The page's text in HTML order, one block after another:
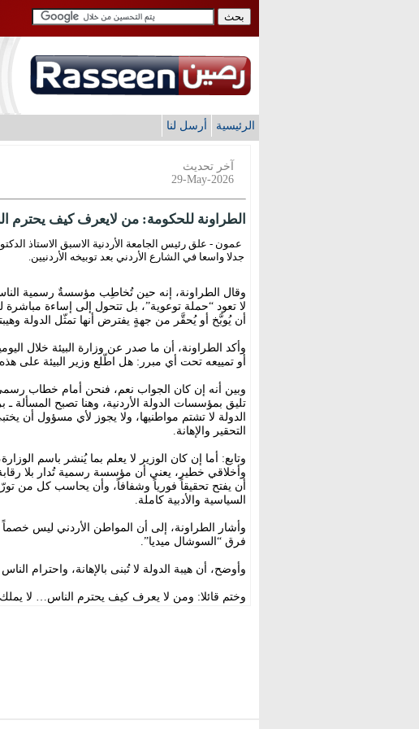
الرئيسية أرسل لنا
آخر تحديث
29-May-2026
الطراونة للحكومة: من لايعرف كيف يحترم
عمون - علق رئيس الجامعة الأردنية الاسبق الاستاذ
جدلا واسعا في الشارع الأردني بعد توبيخه الأردنيين.
وقال الطراونة، إنه حين تُخاطِب مؤسسةٌ رسمية الناس
لا تعود “حملة توعوية”، بل تتحول إلى إساءة
أن يُوبَّخ أو يُحقَّر من جهةٍ يفترض أنها تمثّل الدولة
وأكد الطراونة، أن ما صدر عن وزارة البيئة خلال
أو تمييعه تحت أي مبرر: هل اطّلع وزير البيئة على
وبين أنه إن كان الجواب نعم، فنحن أمام خطاب
تليق بمؤسسات الدولة الأردنية، وهنا تصبح المسألة ـ
الدولة لا تشتم مواطنيها، ولا يجوز لأي مسؤول أن
التحقير والإهانة.
وتابع: أما إن كان الوزير لا يعلم بما يُنشر باسم
وأخلاقي خطير، يعني أن مؤسسة رسمية تُدار بلا
أن يفتح تحقيقاً فورياً وشفافاً، وأن يحاسب كل من
السياسية والأدبية كاملة.
وأشار الطراونة، إلى أن المواطن الأردني ليس
فرق “السوشال ميديا”.
وأوضح، أن هيبة الدولة لا تُبنى بالإهانة، واحترام
وختم قائلا: ومن لا يعرف كيف يحترم الناس… لا